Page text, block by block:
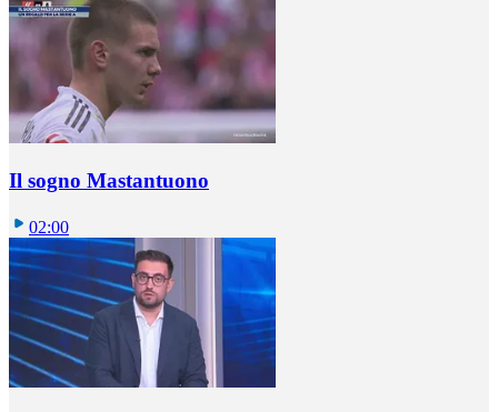
Il sogno Mastantuono
02:00